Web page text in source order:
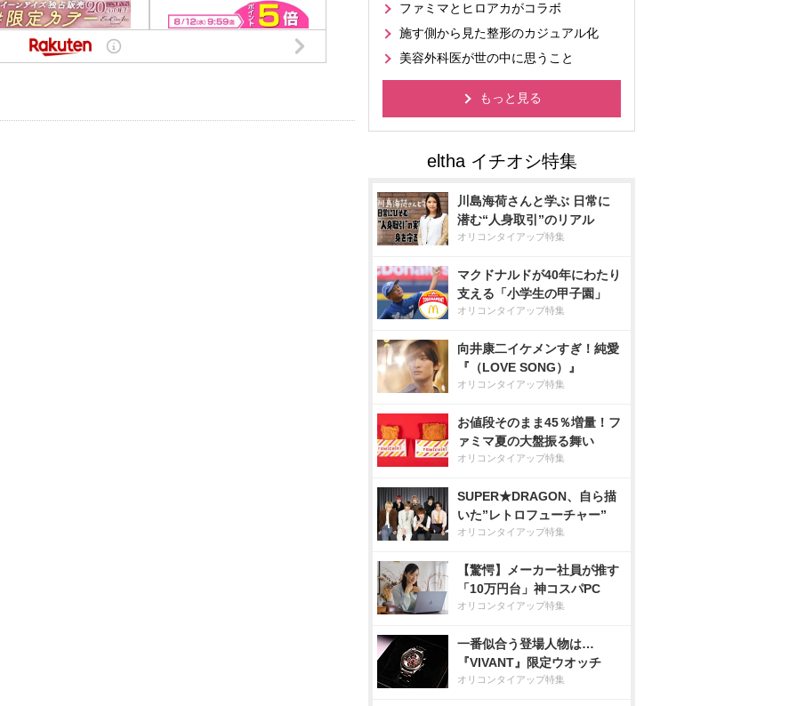
ファミマとヒロアカがコラボ
施す側から見た整形のカジュアル化
美容外科医が世の中に思うこと
もっと見る
川島海荷さんと学ぶ 日常に
潜む“人身取引”のリアル
オリコンタイアップ特集
マクドナルドが40年にわたり
支える「小学生の甲子園」
オリコンタイアップ特集
向井康二イケメンすぎ！純愛
『（LOVE SONG）』
オリコンタイアップ特集
お値段そのまま45％増量！フ
ァミマ夏の大盤振る舞い
オリコンタイアップ特集
SUPER★DRAGON、自ら描
いた”レトロフューチャー”
オリコンタイアップ特集
【驚愕】メーカー社員が推す
「10万円台」神コスパPC
オリコンタイアップ特集
一番似合う登場人物は…
『VIVANT』限定ウオッチ
オリコンタイアップ特集